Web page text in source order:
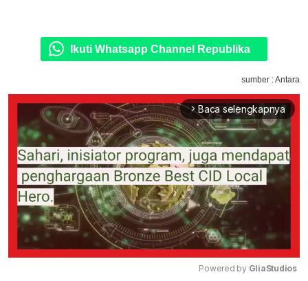
Ikuti Whatsapp Channel Republika
sumber : Antara
arrow_forward_ios Baca selengkapnya
Powered by GliaStudios